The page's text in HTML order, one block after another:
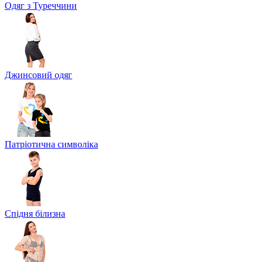
Одяг з Туреччини
Джинсовий одяг
Патріотична символіка
Спідня білизна